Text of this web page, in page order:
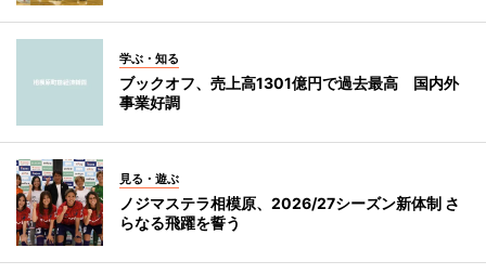
学ぶ・知る
ブックオフ、売上高1301億円で過去最高 国内外
事業好調
見る・遊ぶ
ノジマステラ相模原、2026/27シーズン新体制 さ
らなる飛躍を誓う